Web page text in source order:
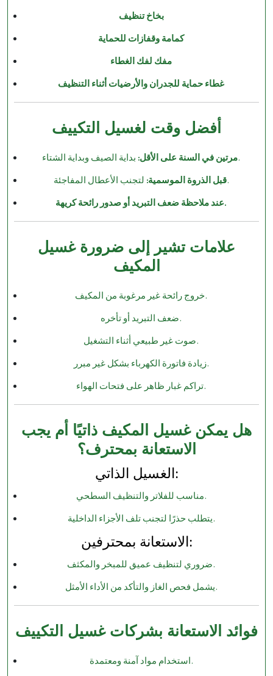
بخاخ تنظيف
كمامة وقفازات للحماية
مفك لفك الغطاء
غطاء حماية للجدران والأرضيات أثناء التنظيف
أفضل وقت لغسيل التكييف
مرتين في السنة على الأقل: بداية الصيف وبداية الشتاء.
قبل الذروة الموسمية: لتجنب الأعطال المفاجئة.
عند ملاحظة ضعف التبريد أو صدور رائحة كريهة.
علامات تشير إلى ضرورة غسيل
المكيف
خروج رائحة غير مرغوبة من المكيف.
ضعف التبريد أو تأخره.
صوت غير طبيعي أثناء التشغيل.
زيادة فاتورة الكهرباء بشكل غير مبرر.
تراكم غبار ظاهر على فتحات الهواء.
هل يمكن غسيل المكيف ذاتيًا أم يجب
الاستعانة بمحترف؟
الغسيل الذاتي:
مناسب للفلاتر والتنظيف السطحي.
يتطلب حذرًا لتجنب تلف الأجزاء الداخلية.
الاستعانة بمحترفين:
ضروري لتنظيف عميق للمبخر والمكثف.
يشمل فحص الغاز والتأكد من الأداء الأمثل.
فوائد الاستعانة بشركات غسيل التكييف
استخدام مواد آمنة ومعتمدة.